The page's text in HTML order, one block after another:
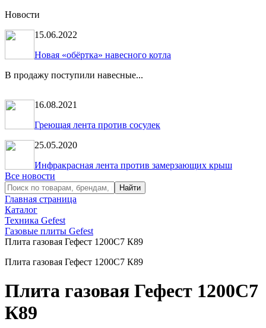
Новости
15.06.2022
Новая «обёртка» навесного котла
В продажу поступили навесные...
16.08.2021
Греющая лента против сосулек
25.05.2020
Инфракрасная лента против замерзающих крыш
Все новости
Главная страница
Каталог
Техника Gefest
Газовые плиты Gefest
Плита газовая Гефест 1200С7 К89
Плита газовая Гефест 1200С7 К89
Плита газовая Гефест 1200С7
К89